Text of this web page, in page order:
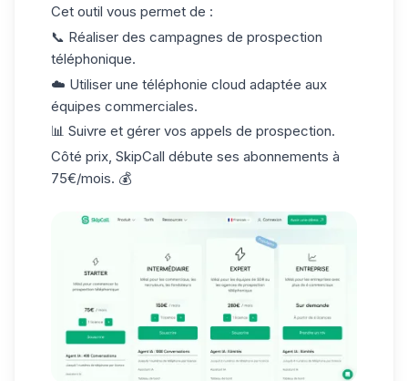
Cet outil vous permet de :
📞 Réaliser des campagnes de prospection
téléphonique.
☁️ Utiliser une téléphonie cloud adaptée aux
équipes commerciales.
📊 Suivre et gérer vos appels de prospection.
Côté prix, SkipCall débute ses abonnements à
75€/mois. 💰